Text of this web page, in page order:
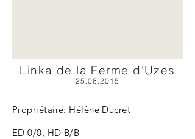
Linka de la Ferme d'Uzes
25.08.2015
Propriétaire: Hélène Ducret
ED 0/0, HD B/B